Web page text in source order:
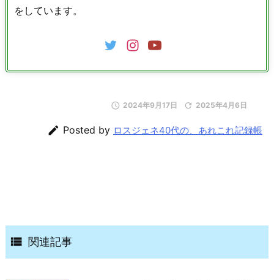
をしています。
 2024年9月17日  2025年4月6日
 Posted by ロスジェネ40代の、あれこれ記録帳
 関連記事